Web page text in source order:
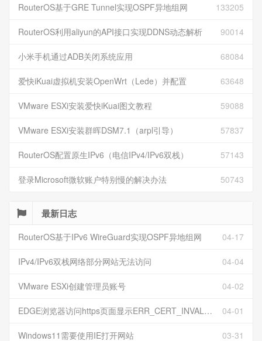
133205
RouterOS基于GRE Tunnel实现OSPF异地组网
90014
RouterOS利用aliyun的API接口实现DDNS动态解析
68084
小米手机通过ADB关闭系统应用
63648
爱快iKuai虚拟机安装OpenWrt（Lede）并配置
59088
VMware ESXi安装爱快iKuai图文教程
57837
VMware ESXi安装群晖DSM7.1（arpl引导）
57143
RouterOS配置原生IPv6（电信IPv4/IPv6双栈）
50743
登录Microsoft微软账户特别慢的解决办法
最新日志
04-17
RouterOS基于IPv6 WireGuard实现OSPF异地组网
04-04
IPv4/IPv6双栈网络部分网站无法访问
04-02
VMware ESXi创建管理员账号
04-01
EDGE浏览器访问https页面显示ERR_CERT_INVALID且无法跳过继续访问
03-31
Windows11需要使用IE打开网站